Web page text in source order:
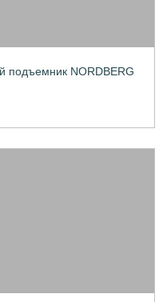
подъемник NORDBERG